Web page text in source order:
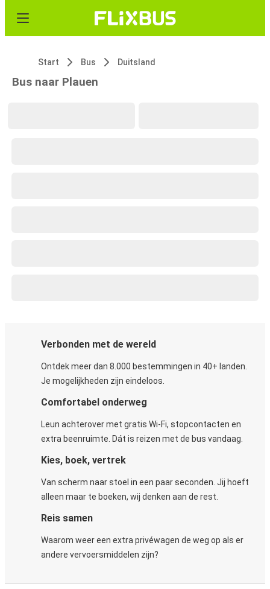
Start Bus Duitsland
Bus naar Plauen
Verbonden met de wereld
Ontdek meer dan 8.000 bestemmingen in 40+ landen.
Je mogelijkheden zijn eindeloos.
Comfortabel onderweg
Leun achterover met gratis Wi-Fi, stopcontacten en
extra beenruimte. Dát is reizen met de bus vandaag.
Kies, boek, vertrek
Van scherm naar stoel in een paar seconden. Jij hoeft
alleen maar te boeken, wij denken aan de rest.
Reis samen
Waarom weer een extra privéwagen de weg op als er
andere vervoersmiddelen zijn?